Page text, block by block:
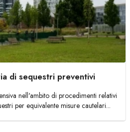
di sequestri preventivi
nell'ambito di procedimenti relativi
per equivalente misure cautelari...